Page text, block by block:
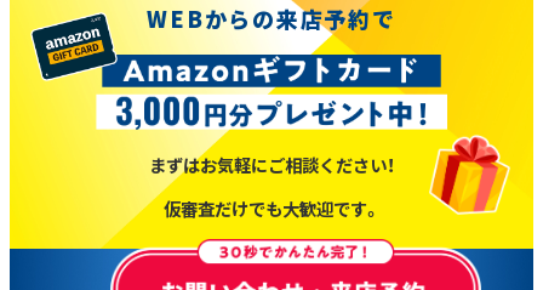
WEBからの来店予約で
まずはお気軽にご相談ください！
仮審査だけでも大歓迎です。